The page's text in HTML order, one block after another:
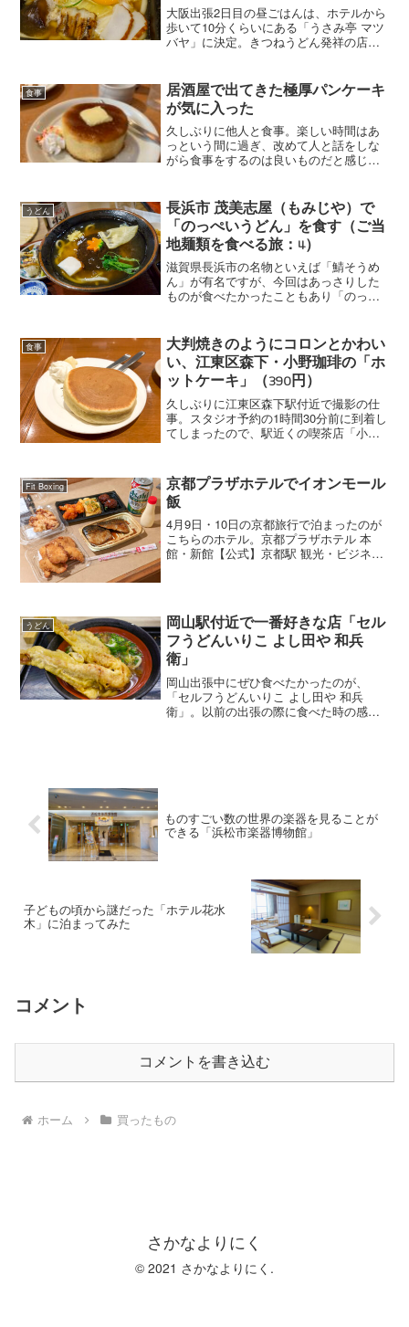
旅：27）
大阪出張2日目の昼ごはんは、ホテルから
歩いて10分くらいにある「うさみ亭 マツ
バヤ」に決定。きつねうどん発祥の店の
では聞いたことがないメニュー「おじや
うどん」をいただき...
食事
居酒屋で出てきた極厚パンケーキ
が気に入った
久しぶりに他人と食事。楽しい時間はあ
っという間に過ぎ、改めて人と話をしな
がら食事をするのは良いものだと感じま
へ。相変わらず安いですね。300円台〜
500円台で量もたっぷ...
うどん
長浜市 茂美志屋（もみじや）で
「のっぺいうどん」を食す（ご当
地麺類を食べる旅：4）
滋賀県長浜市の名物といえば「鯖そうめ
ん」が有名ですが、今回はあっさりした
ものが食べたかったこともあり「のっぺ
い汁とうどんを組み合わせたような麺料
理。関西人には以下の説明...
食事
大判焼きのようにコロンとかわい
い、江東区森下・小野珈琲の「ホ
ットケーキ」（390円）
久しぶりに江東区森下駅付近で撮影の仕
事。スタジオ予約の1時間30分前に到着し
てしまったので、駅近くの喫茶店「小野
すね。初めての訪店です。 個人店とチェ
ーン店の中間みたい...
Fit Boxing
京都プラザホテルでイオンモール
飯
4月9日・10日の京都旅行で泊まったのが
こちらのホテル。京都プラザホテル 本
館・新館【公式】京都駅 観光・ビジネス
円。ちな...
うどん
岡山駅付近で一番好きな店「セル
フうどんいりこ よし田や 和兵
衛」
岡山出張中にぜひ食べたかったのが、
「セルフうどんいりこ よし田や 和兵
衛」。以前の出張の際に食べた時の感動
ものすごい数の世界の楽器を見ることが
できる「浜松市楽器博物館」
子どもの頃から謎だった「ホテル花水
木」に泊まってみた
コメント
コメントを書き込む
ホーム 買ったもの
さかなよりにく
© 2021 さかなよりにく.